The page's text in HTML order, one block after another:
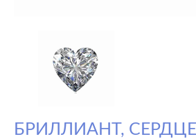
БРИЛЛИАНТ,